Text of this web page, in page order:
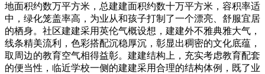
地面积约数万平方米，总建建面积约数十万平方米，容积率适
中，绿化笼盖率高，为业从和孩子打制了一个漂亮、舒服宜居
的栖身。社区建建采用英伦气概设想，建建外不雅典雅大气，
线条精美流利，色彩搭配沉稳厚沉，彰显出稠密的文化底蕴，
取周边的教育空气相得益彰。建建结构上，充实考虑教育配套
的便当性，临近学校一侧的建建采用合理的结构体例，既了业